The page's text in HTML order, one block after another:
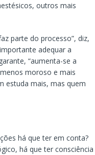
outros mais
parte do processo”, diz,
adequar a
“aumenta-se a
moroso e mais
estuda mais, mas quem
há que ter em conta?
há que ter consciência